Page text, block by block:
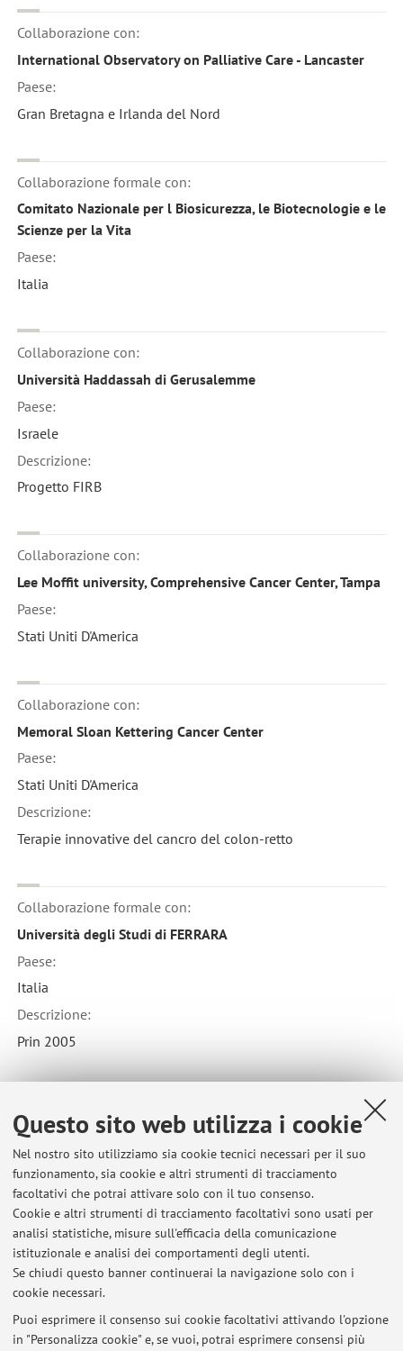
Questo sito web utilizza i cookie
Nel nostro sito utilizziamo sia cookie tecnici necessari per il suo
funzionamento, sia cookie e altri strumenti di tracciamento
facoltativi che potrai attivare solo con il tuo consenso.
Cookie e altri strumenti di tracciamento facoltativi sono usati per
analisi statistiche, misure sull'efficacia della comunicazione
istituzionale e analisi dei comportamenti degli utenti.
Se chiudi questo banner continuerai la navigazione solo con i
cookie necessari.
Puoi esprimere il consenso sui cookie facoltativi attivando l'opzione
in "Personalizza cookie" e, se vuoi, potrai esprimere consensi più
Collaborazione con:
International Observatory on Palliative Care - Lancaster
Paese:
Gran Bretagna e Irlanda del Nord
Collaborazione formale con:
Comitato Nazionale per l Biosicurezza, le Biotecnologie e le
Scienze per la Vita
Paese:
Italia
Collaborazione con:
Università Haddassah di Gerusalemme
Paese:
Israele
Descrizione:
Progetto FIRB
Collaborazione con:
Lee Moffit university, Comprehensive Cancer Center, Tampa
Paese:
Stati Uniti D'America
Collaborazione con:
Memoral Sloan Kettering Cancer Center
Paese:
Stati Uniti D'America
Descrizione:
Terapie innovative del cancro del colon-retto
Collaborazione formale con:
Università degli Studi di FERRARA
Paese:
Italia
Descrizione:
Prin 2005
Università degli Studi "G. d'Annunzio" CHIETI-PESCARA
Paese:
Italia
Descrizione:
PRIN 2005